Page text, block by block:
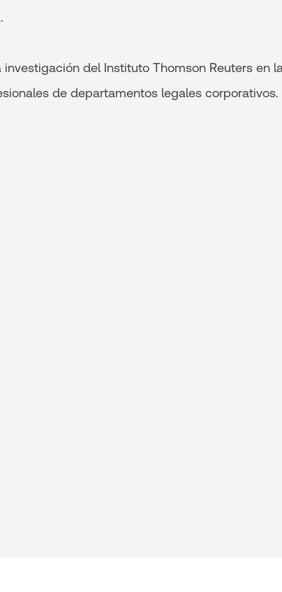
investigación del Instituto Thomson Reuters en
de departamentos legales corporativos.